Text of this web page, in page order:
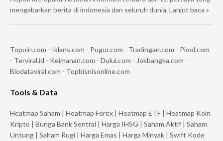
mengabarkan berita di indonesia dan seluruh dunia. Lanjut baca »
Topoin.com - Iklans.com - Pugur.com - Tradingan.com - Piool.com
- Terviral.id - Keimanan.com - Dului.com - Jokbangka.com -
Biodataviral.com - Topbisnisonline.com
Tools & Data
Heatmap Saham | Heatmap Forex | Heatmap ETF | Heatmap Koin
Kripto | Bunga Bank Sentral | Harga IHSG | Saham Aktif | Saham
Untung | Saham Rugi | Harga Emas | Harga Minyak | Swift Kode